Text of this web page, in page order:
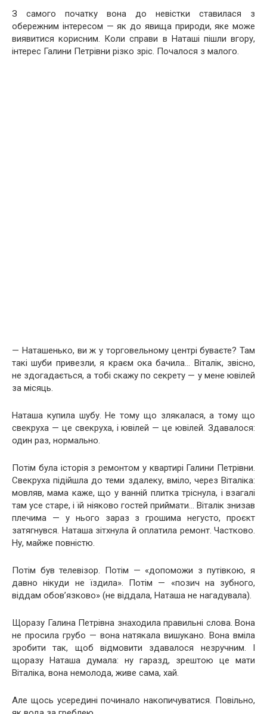
З самого початку вона до невістки ставилася з
обережним інтересом — як до явища природи, яке може
виявитися корисним. Коли справи в Наташі пішли вгору,
інтерес Галини Петрівни різко зріс. Почалося з малого.
— Наташенько, ви ж у торговельному центрі буваєте? Там
такі шуби привезли, я краєм ока бачила… Віталік, звісно,
не здогадається, а тобі скажу по секрету — у мене ювілей
за місяць.
Наташа купила шубу. Не тому що злякалася, а тому що
свекруха — це свекруха, і ювілей — це ювілей. Здавалося:
один раз, нормально.
Потім була історія з ремонтом у квартирі Галини Петрівни.
Свекруха підійшла до теми здалеку, вміло, через Віталіка:
мовляв, мама каже, що у ванній плитка тріснула, і взагалі
там усе старе, і їй ніяково гостей приймати… Віталік знизав
плечима — у нього зараз з грошима негусто, проєкт
затягнувся. Наташа зітхнула й оплатила ремонт. Частково.
Ну, майже повністю.
Потім був телевізор. Потім — «допоможи з путівкою, я
давно нікуди не їздила». Потім — «позич на зубного,
віддам обов’язково» (не віддала, Наташа не нагадувала).
Щоразу Галина Петрівна знаходила правильні слова. Вона
не просила грубо — вона натякала вишукано. Вона вміла
зробити так, щоб відмовити здавалося незручним. І
щоразу Наташа думала: ну гаразд, зрештою це мати
Віталіка, вона немолода, живе сама, хай.
Але щось усередині починало накопичуватися. Повільно,